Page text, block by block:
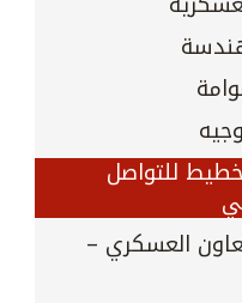
للتواصل
العسكري –